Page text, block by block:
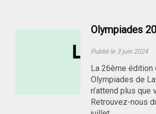
Olympiades
Publié le 3 juin 2024
La 26ème édition
Olympiades de
n’attend plus que
Retrouvez-nous